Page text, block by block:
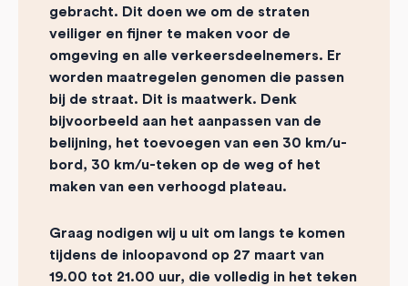
gebracht. Dit doen we om de straten
veiliger en fijner te maken voor de
omgeving en alle verkeersdeelnemers. Er
worden maatregelen genomen die passen
bij de straat. Dit is maatwerk. Denk
bijvoorbeeld aan het aanpassen van de
belijning, het toevoegen van een 30 km/u-
bord, 30 km/u-teken op de weg of het
maken van een verhoogd plateau.
Graag nodigen wij u uit om langs te komen
tijdens de inloopavond op 27 maart van
19.00 tot 21.00 uur, die volledig in het teken